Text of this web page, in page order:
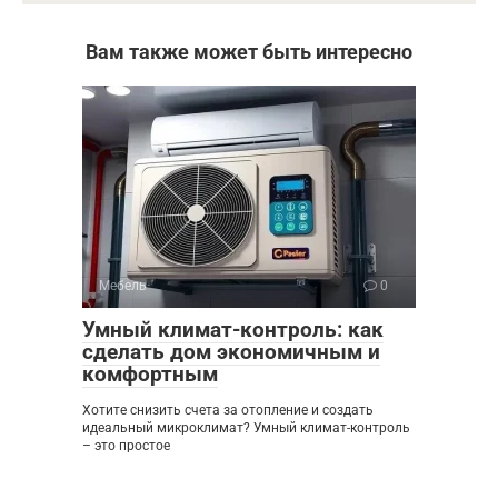
Вам также может быть интересно
Мебель 0
Умный климат-контроль: как
сделать дом экономичным и
комфортным
Хотите снизить счета за отопление и создать
идеальный микроклимат? Умный климат-контроль
– это простое